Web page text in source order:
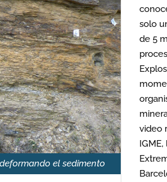
el sedimento
solo
de 5
video